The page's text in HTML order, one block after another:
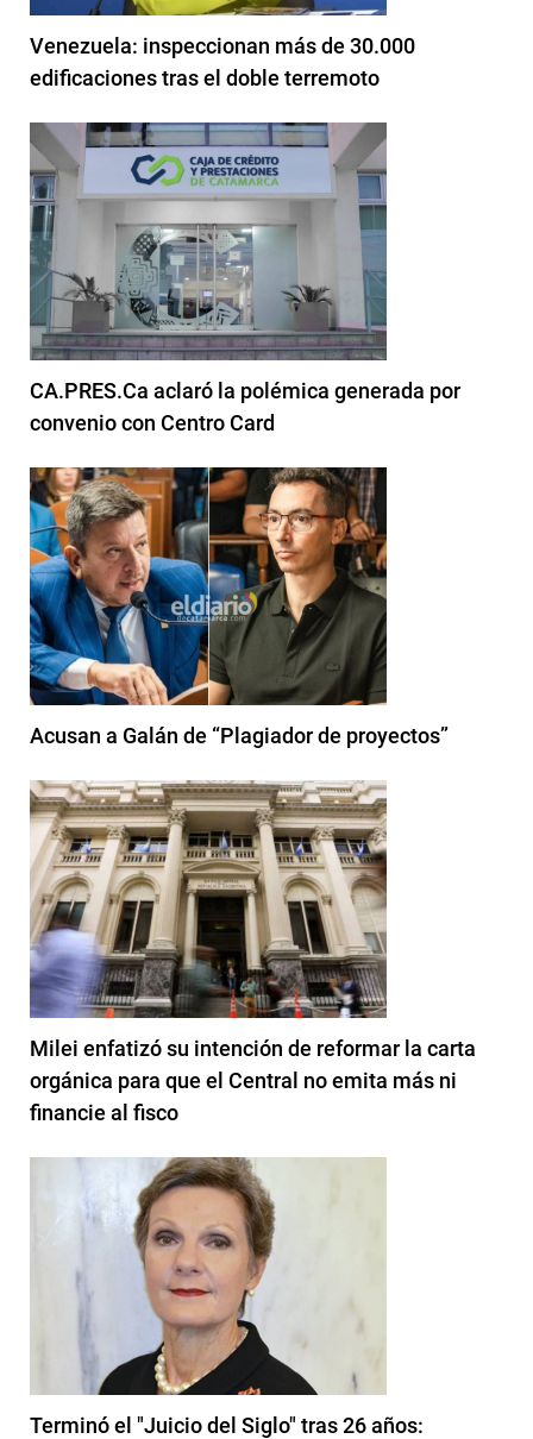
Venezuela: inspeccionan más de 30.000
edificaciones tras el doble terremoto
CA.PRES.Ca aclaró la polémica generada por
convenio con Centro Card
Acusan a Galán de “Plagiador de proyectos”
Milei enfatizó su intención de reformar la carta
orgánica para que el Central no emita más ni
financie al fisco
Terminó el "Juicio del Siglo" tras 26 años: